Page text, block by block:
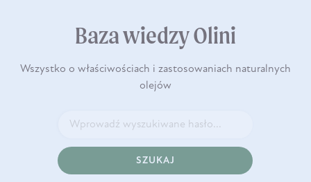
Baza wiedzy Olini
Wszystko o właściwościach i zastosowaniach naturalnych
olejów
SZUKAJ